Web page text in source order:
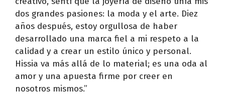
dos grandes pasiones: la moda y el arte. Diez
años después, estoy orgullosa de haber
desarrollado una marca fiel a mi respeto a la
calidad y a crear un estilo único y personal.
Hissia va más allá de lo material; es una oda al
amor y una apuesta firme por creer en
nosotros mismos.”